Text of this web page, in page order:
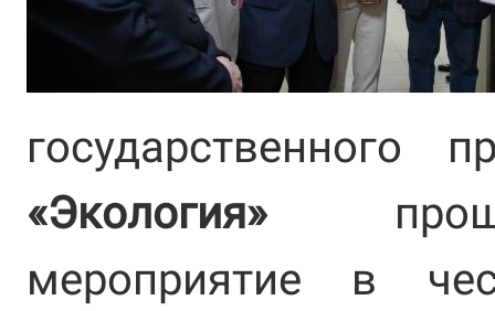
государственного
«Экология»
мероприятие в